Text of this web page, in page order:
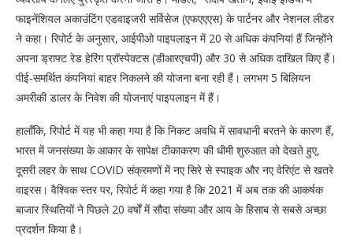
फाइनेंशियल अकाउंटिंग एडवाइजरी सर्विसेज (एफएएएस) के पार्टनर और नेशनल लीडर
ने कहा। रिपोर्ट के अनुसार, आईपीओ पाइपलाइन में 20 से अधिक कंपनियां हैं जिन्होंने
अपना ड्राफ्ट रेड हेरिंग प्रॉस्पेक्टस (डीआरएचपी) और 30 से अधिक दाखिल किए हैं।
पीई-समर्थित कंपनियां बाहर निकलने की योजना बना रही हैं। लगभग 5 बिलियन
अमरीकी डालर के निवेश की योजनाएं पाइपलाइन में हैं।
हालाँकि, रिपोर्ट में यह भी कहा गया है कि निकट अवधि में सावधानी बरतने के कारण हैं,
भारत में जनसंख्या के आकार के सापेक्ष टीकाकरण की धीमी शुरुआत को देखते हुए,
दूसरी लहर के साथ COVID संक्रमणों में नए सिरे से स्पाइक और नए वेरिएंट से खतरे
वाइरस। वैश्विक स्तर पर, रिपोर्ट में कहा गया है कि 2021 में अब तक की आकर्षक
बाजार स्थितियों ने पिछले 20 वर्षों में सौदा संख्या और आय के हिसाब से सबसे अच्छा
प्रदर्शन किया है।